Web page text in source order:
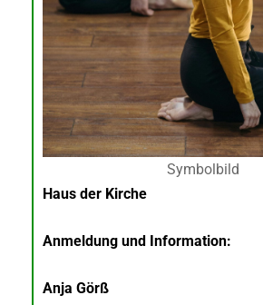
Symbolbild
Haus der Kirche
Anmeldung und Information:
Anja Görß